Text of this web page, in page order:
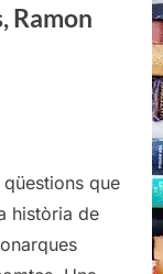
Ramon
que
història de